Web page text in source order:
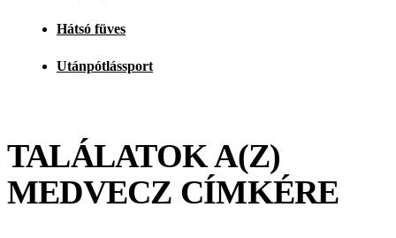
Hátsó füves
Utánpótlássport
TALÁLATOK A(Z)
MEDVECZ CÍMKÉRE